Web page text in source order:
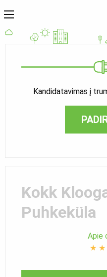
Kandidatavimas į
Kokk
Puhkeküla
Apie
★ ★